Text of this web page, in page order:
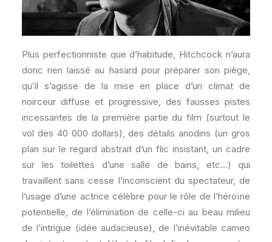
Plus perfectionniste que d’habitude, Hitchcock n’aura
donc rien laissé au hasard pour préparer son piège,
qu’il s’agisse de la mise en place d’un climat de
noirceur diffuse et progressive, des fausses pistes
incessantes de la première partie du film (surtout le
vol des 40 000 dollars), des détails anodins (un gros
plan sur le regard abstrait d’un flic insistant, un cadre
sur les toilettes d’une salle de bains, etc…) qui
travaillent sans cesse l’inconscient du spectateur, de
l’usage d’une actrice célèbre pour le rôle de l’héroïne
potentielle, de l’élimination de celle-ci au beau milieu
de l’intrigue (idée audacieuse), de l’inévitable cameo